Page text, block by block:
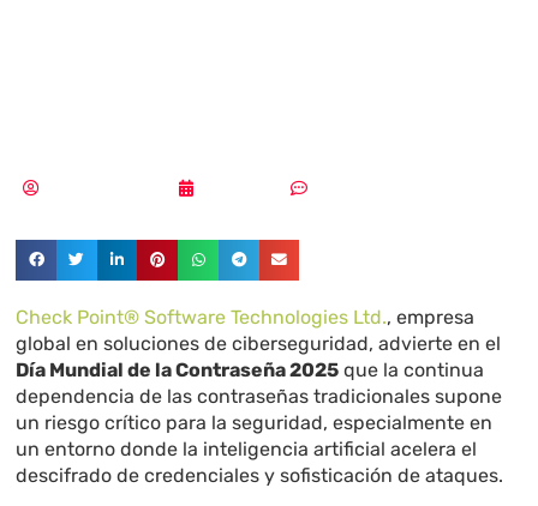
Check Point® Software Technologies Ltd., empresa
global en soluciones de ciberseguridad, advierte en el
Día Mundial de la Contraseña 2025 que la continua
dependencia de las contraseñas tradicionales supone
un riesgo crítico para la seguridad, especialmente en
un entorno donde la inteligencia artificial acelera el
descifrado de credenciales y sofisticación de ataques.